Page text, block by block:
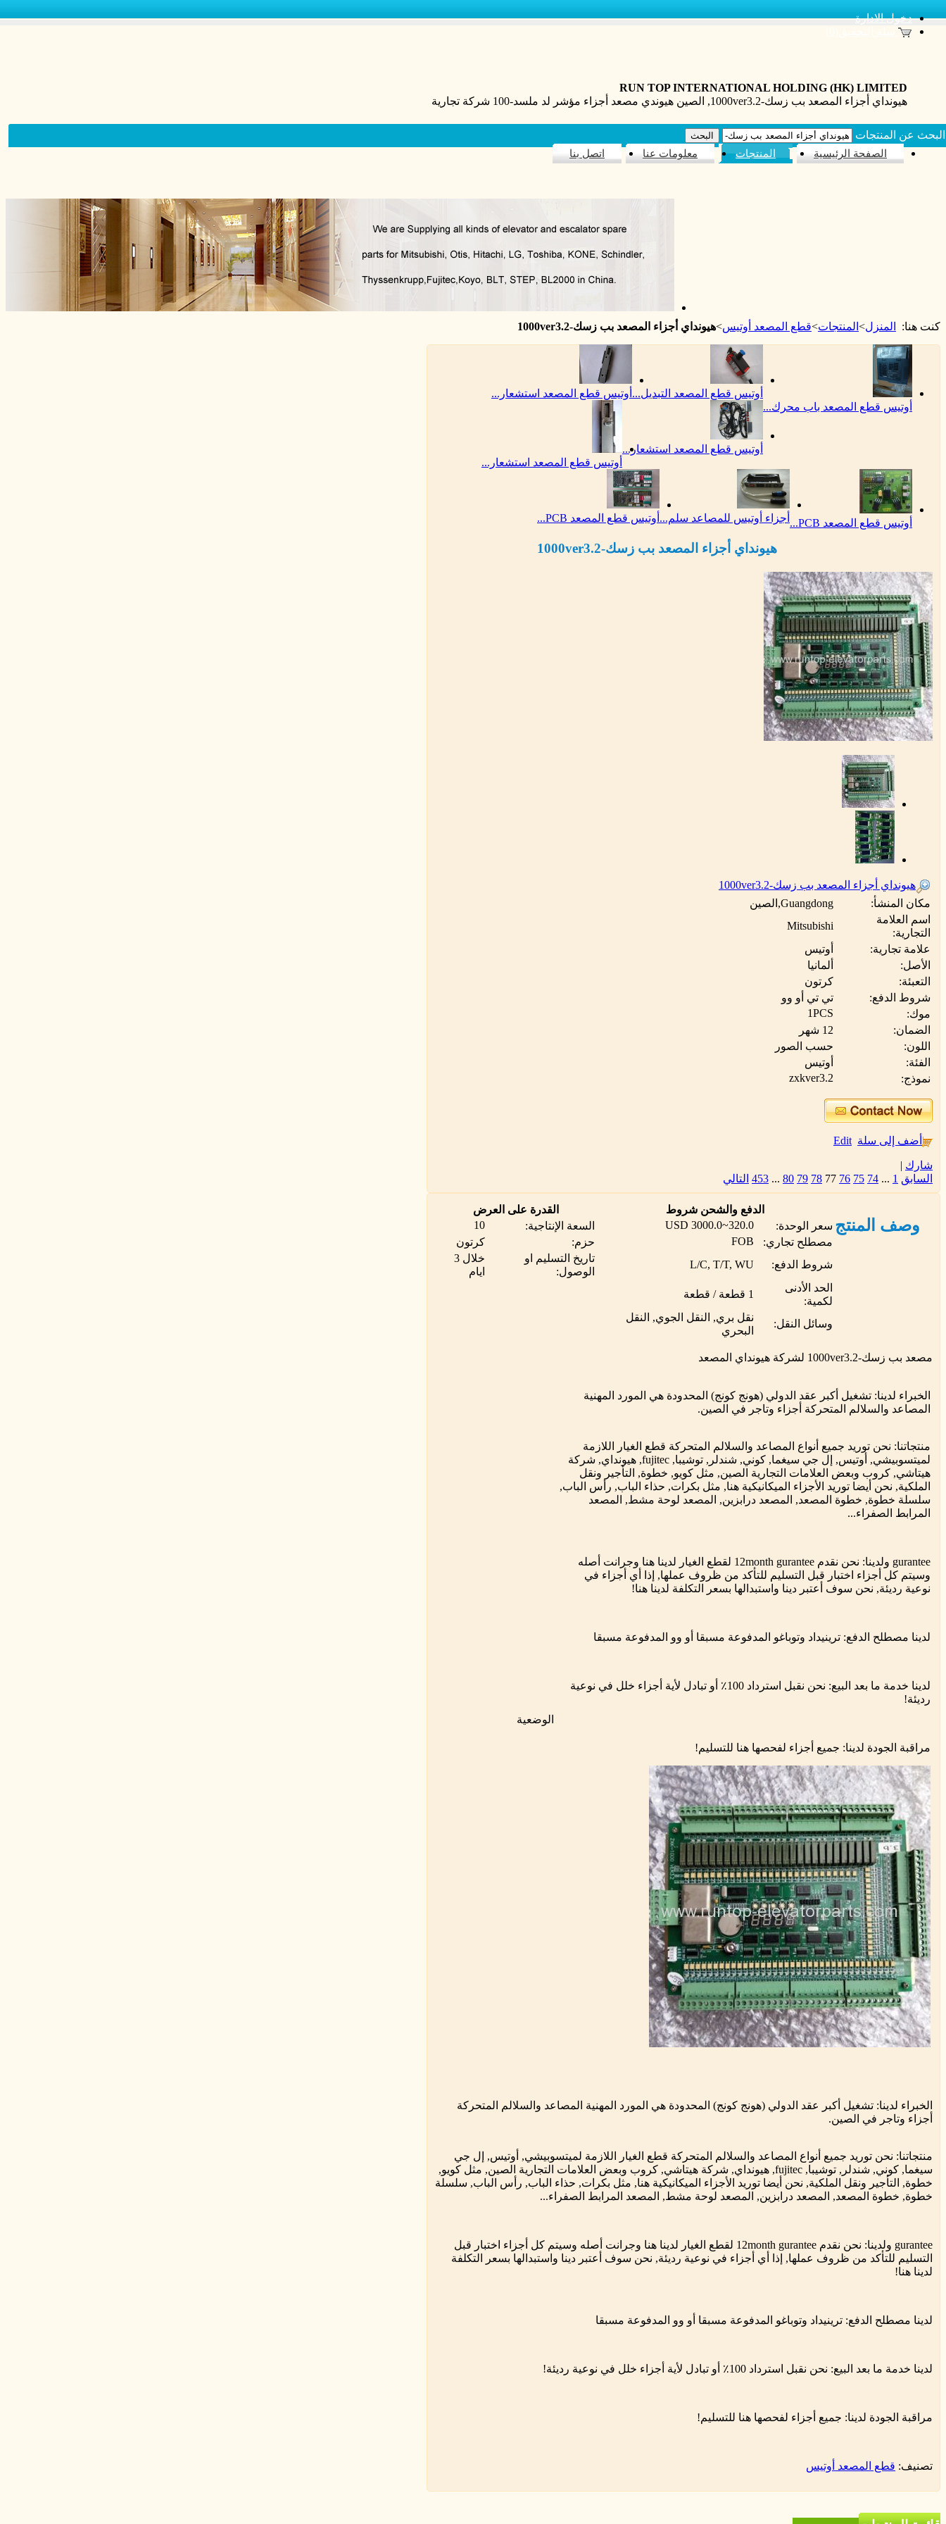
دخول الادارة
RUN TOP INTERNATIONAL HOLDING (HK) LIMITED
هيونداي أجزاء المصعد بب زسك-1000ver3.2, الصين هيوندي مصعد أجزاء مؤشر لد ملسد-100 شركة تجارية
الصفحة الرئيسية المنتجات معلومات عنا اتصل بنا
البحث عن المنتجات
كنت هنا: المنزل> المنتجات>قطع المصعد أوتيس>هيونداي أجزاء المصعد بب زسك-1000ver3.2
أوتيس قطع المصعد باب محرك...
أوتيس قطع المصعد التبديل... أوتيس قطع المصعد استشعار...
أوتيس قطع المصعد استشعار...
أوتيس قطع المصعد استشعار...
أوتيس قطع المصعد PCB... أجزاء أوتيس للمصاعد سلم... أوتيس قطع المصعد PCB...
هيونداي أجزاء المصعد بب زسك-1000ver3.2
هيونداي أجزاء المصعد بب زسك-1000ver3.2
مكان المنشأ:
Guangdong,الصين
اسم العلامة
التجارية:
Mitsubishi
علامة تجارية:
أوتيس
الأصل:
ألمانيا
التعبئة:
كرتون
شروط الدفع:
تي تي أو وو
موك:
1PCS
الضمان:
12 شهر
اللون:
حسب الصور
الفئة:
أوتيس
نموذج:
zxkver3.2
أضف إلى سلة Edit
شارك |
السابق 1
...
74
75
76
77
78
79
80
...
453 التالي
وصف المنتج
الدفع والشحن شروط
القدرة على العرض
سعر الوحدة:
320.0~3000.0 USD السعة الإنتاجية:
10
مصطلح تجاري:
FOB حزم:
كرتون
شروط الدفع:
L/C, T/T, WU
تاريخ التسليم او
الوصول:
خلال 3
ايام
الحد الأدنى
لكمية:
1 قطعة / قطعة
وسائل النقل:
نقل بري, النقل الجوي, النقل
البحري
مصعد بب زسك-1000ver3.2 لشركة هيونداي المصعد
الخبراء لدينا: تشغيل أكبر عقد الدولي (هونج كونج) المحدودة هي المورد المهنية
المصاعد والسلالم المتحركة أجزاء وتاجر في الصين.
منتجاتنا: نحن توريد جميع أنواع المصاعد والسلالم المتحركة قطع الغيار اللازمة
لميتسوبيشي, أوتيس, إل جي سيغما, كوني, شندلر, توشيبا, fujitec, هيونداي, شركة
هيتاشي, كروب وبعض العلامات التجارية الصين, مثل كويو, خطوة, التأجير ونقل
الملكية, نحن أيضا توريد الأجزاء الميكانيكية هنا, مثل بكرات, حذاء الباب, رأس الباب,
سلسلة خطوة, خطوة المصعد, المصعد درابزين, المصعد لوحة مشط, المصعد
المرابط الصفراء...
gurantee ولدينا: نحن نقدم 12month gurantee لقطع الغيار لدينا هنا وجرانت أصله
وسيتم كل أجزاء اختبار قبل التسليم للتأكد من ظروف عملها, إذا أي أجزاء في
نوعية رديئة, نحن سوف أعتبر دينا واستبدالها بسعر التكلفة لدينا هنا!
لدينا مصطلح الدفع: ترينيداد وتوباغو المدفوعة مسبقا أو وو المدفوعة مسبقا
لدينا خدمة ما بعد البيع: نحن نقبل استرداد 100٪ أو تبادل لأية أجزاء خلل في نوعية
رديئة!
مراقبة الجودة لدينا: جميع أجزاء لفحصها هنا للتسليم!
الوضعية
الخبراء لدينا: تشغيل أكبر عقد الدولي (هونج كونج) المحدودة هي المورد المهنية المصاعد والسلالم المتحركة
أجزاء وتاجر في الصين.
منتجاتنا: نحن توريد جميع أنواع المصاعد والسلالم المتحركة قطع الغيار اللازمة لميتسوبيشي, أوتيس, إل جي
سيغما, كوني, شندلر, توشيبا, fujitec, هيونداي, شركة هيتاشي, كروب وبعض العلامات التجارية الصين, مثل كويو,
خطوة, التأجير ونقل الملكية, نحن أيضا توريد الأجزاء الميكانيكية هنا, مثل بكرات, حذاء الباب, رأس الباب, سلسلة
خطوة, خطوة المصعد, المصعد درابزين, المصعد لوحة مشط, المصعد المرابط الصفراء...
gurantee ولدينا: نحن نقدم 12month gurantee لقطع الغيار لدينا هنا وجرانت أصله وسيتم كل أجزاء اختبار قبل
التسليم للتأكد من ظروف عملها, إذا أي أجزاء في نوعية رديئة, نحن سوف أعتبر دينا واستبدالها بسعر التكلفة
لدينا هنا!
لدينا مصطلح الدفع: ترينيداد وتوباغو المدفوعة مسبقا أو وو المدفوعة مسبقا
لدينا خدمة ما بعد البيع: نحن نقبل استرداد 100٪ أو تبادل لأية أجزاء خلل في نوعية رديئة!
مراقبة الجودة لدينا: جميع أجزاء لفحصها هنا للتسليم!
تصنيف: قطع المصعد أوتيس